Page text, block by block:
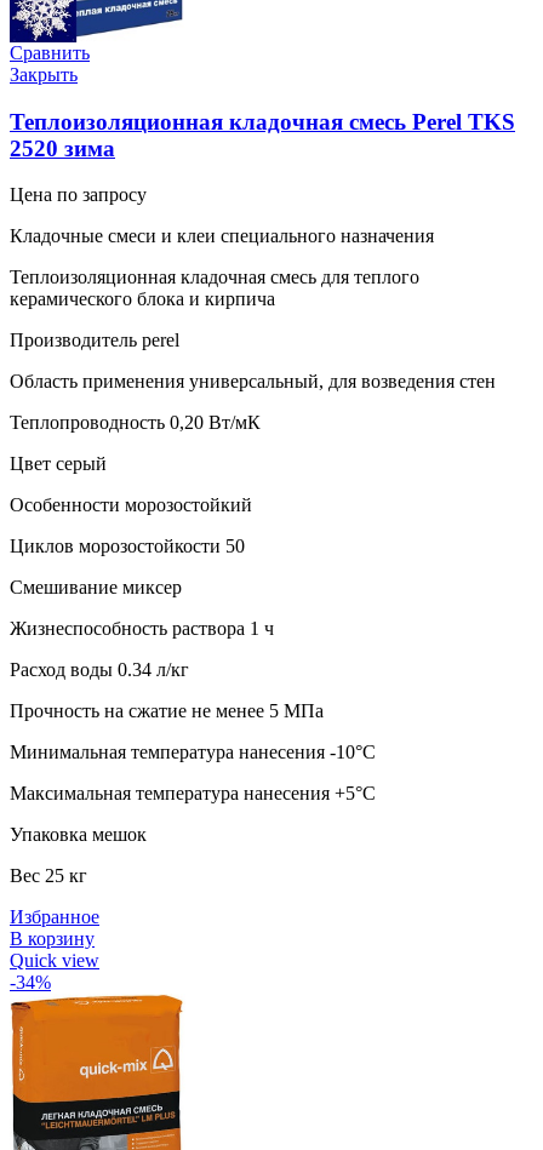
Сравнить
Закрыть
Теплоизоляционная кладочная смесь Perel TKS
2520 зима
Цена по запросу
Кладочные смеси и клеи специального назначения
Теплоизоляционная кладочная смесь для теплого
керамического блока и кирпича
Производитель perel
Область применения универсальный, для возведения стен
Теплопроводность 0,20 Вт/мК
Цвет серый
Особенности морозостойкий
Циклов морозостойкости 50
Смешивание миксер
Жизнеспособность раствора 1 ч
Расход воды 0.34 л/кг
Прочность на сжатие не менее 5 МПа
Минимальная температура нанесения -10°C
Максимальная температура нанесения +5°C
Упаковка мешок
Вес 25 кг
Избранное
В корзину
Quick view
-34%